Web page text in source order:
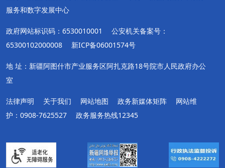
服务和数字发展中心
政府网站标识码：6530010001
公安机关备案号：
65300102000008
新ICP备06001574号
地 址：新疆阿图什市产业服务区阿扎克路18号院市人民政府办公
室
法律声明 关于我们 网站地图 政务新媒体矩阵
网站维
护：0908-7625527
政务服务热线12345